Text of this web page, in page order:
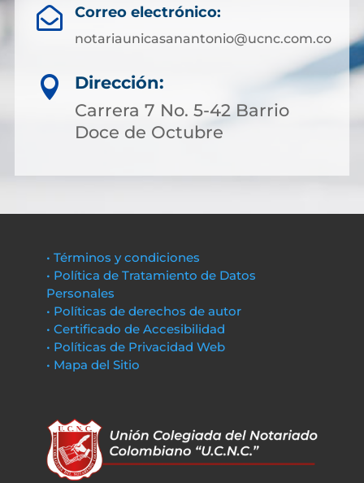
 Correo electrónico:
notariaunicasanantonio@ucnc.com.co

Dirección:
Carrera 7 No. 5-42 Barrio
Doce de Octubre
• Términos y condiciones
• Política de Tratamiento de Datos
Personales
• Políticas de derechos de autor
• Certificado de Accesibilidad
• Políticas de Privacidad Web
• Mapa del Sitio